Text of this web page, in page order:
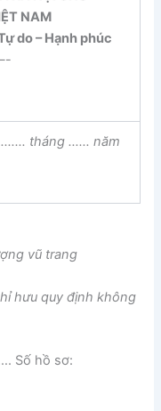
NAM
do – Hạnh phúc
tháng …… năm
vũ trang
hưu quy định không
Số hồ sơ: